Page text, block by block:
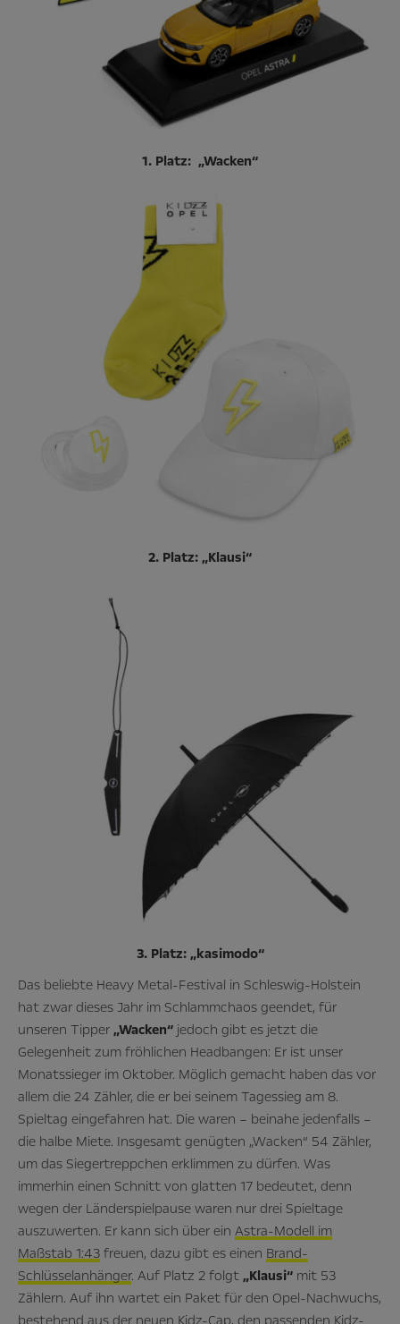
1. Platz: „Wacken“
2. Platz: „Klausi“
3. Platz: „kasimodo“
Das beliebte Heavy Metal-Festival in Schleswig-Holstein
hat zwar dieses Jahr im Schlammchaos geendet, für
unseren Tipper „Wacken“ jedoch gibt es jetzt die
Gelegenheit zum fröhlichen Headbangen: Er ist unser
Monatssieger im Oktober. Möglich gemacht haben das vor
allem die 24 Zähler, die er bei seinem Tagessieg am 8.
Spieltag eingefahren hat. Die waren – beinahe jedenfalls –
die halbe Miete. Insgesamt genügten „Wacken“ 54 Zähler,
um das Siegertreppchen erklimmen zu dürfen. Was
immerhin einen Schnitt von glatten 17 bedeutet, denn
wegen der Länderspielpause waren nur drei Spieltage
auszuwerten. Er kann sich über ein Astra-Modell im
Maßstab 1:43 freuen, dazu gibt es einen Brand-
Schlüsselanhänger. Auf Platz 2 folgt „Klausi“ mit 53
Zählern. Auf ihn wartet ein Paket für den Opel-Nachwuchs,
bestehend aus der neuen Kidz-Cap, den passenden Kidz-